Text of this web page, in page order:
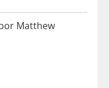
Matthew